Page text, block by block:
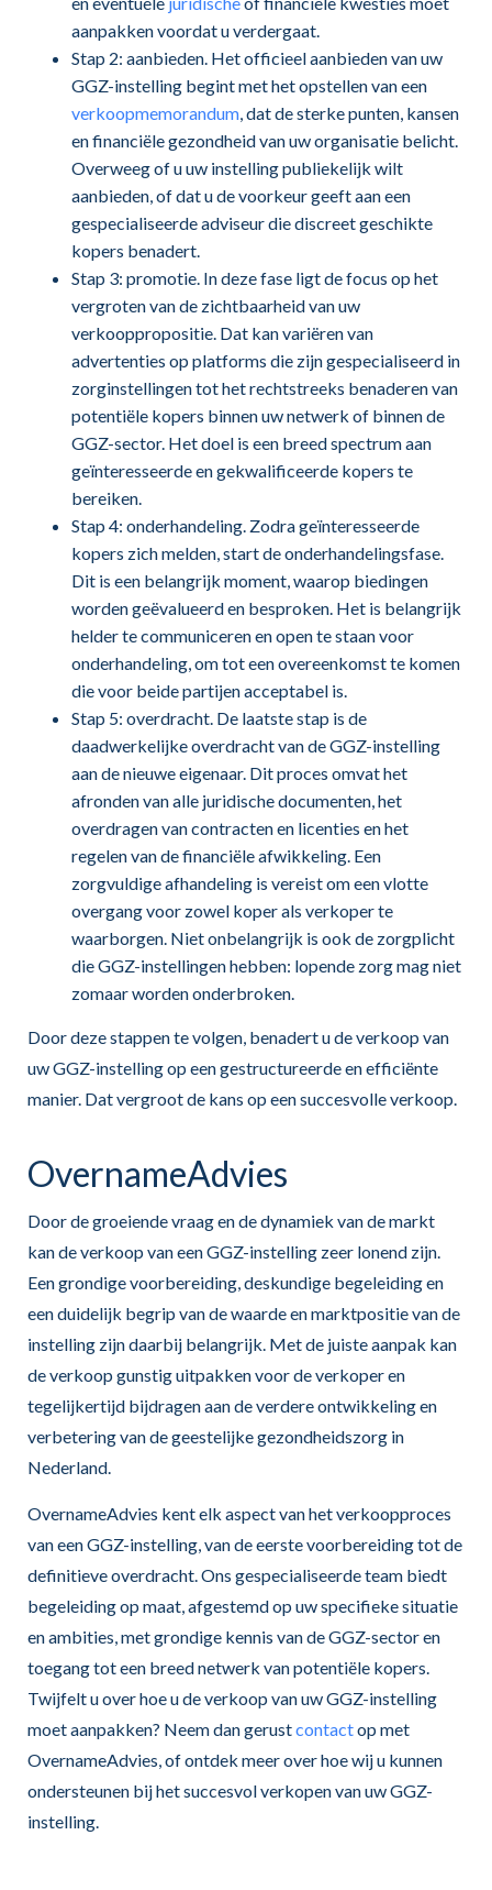
aanpakken voordat u verdergaat.
Stap 2: aanbieden. Het officieel aanbieden van uw
GGZ-instelling begint met het opstellen van een
verkoopmemorandum , dat de sterke punten, kansen
en financiële gezondheid van uw organisatie belicht.
Overweeg of u uw instelling publiekelijk wilt
aanbieden, of dat u de voorkeur geeft aan een
gespecialiseerde adviseur die discreet geschikte
kopers benadert.
Stap 3: promotie. In deze fase ligt de focus op het
vergroten van de zichtbaarheid van uw
verkooppropositie. Dat kan variëren van
advertenties op platforms die zijn gespecialiseerd in
zorginstellingen tot het rechtstreeks benaderen van
potentiële kopers binnen uw netwerk of binnen de
GGZ-sector. Het doel is een breed spectrum aan
geïnteresseerde en gekwalificeerde kopers te
bereiken.
Stap 4: onderhandeling. Zodra geïnteresseerde
kopers zich melden, start de onderhandelingsfase.
Dit is een belangrijk moment, waarop biedingen
worden geëvalueerd en besproken. Het is belangrijk
helder te communiceren en open te staan voor
onderhandeling, om tot een overeenkomst te komen
die voor beide partijen acceptabel is.
Stap 5: overdracht. De laatste stap is de
daadwerkelijke overdracht van de GGZ-instelling
aan de nieuwe eigenaar. Dit proces omvat het
afronden van alle juridische documenten, het
overdragen van contracten en licenties en het
regelen van de financiële afwikkeling. Een
zorgvuldige afhandeling is vereist om een vlotte
overgang voor zowel koper als verkoper te
waarborgen. Niet onbelangrijk is ook de zorgplicht
die GGZ-instellingen hebben: lopende zorg mag niet
zomaar worden onderbroken.
Door deze stappen te volgen, benadert u de verkoop van
uw GGZ-instelling op een gestructureerde en efficiënte
manier. Dat vergroot de kans op een succesvolle verkoop.
OvernameAdvies
Door de groeiende vraag en de dynamiek van de markt
kan de verkoop van een GGZ-instelling zeer lonend zijn.
Een grondige voorbereiding, deskundige begeleiding en
een duidelijk begrip van de waarde en marktpositie van de
instelling zijn daarbij belangrijk. Met de juiste aanpak kan
de verkoop gunstig uitpakken voor de verkoper en
tegelijkertijd bijdragen aan de verdere ontwikkeling en
verbetering van de geestelijke gezondheidszorg in
Nederland.
OvernameAdvies kent elk aspect van het verkoopproces
van een GGZ-instelling, van de eerste voorbereiding tot de
definitieve overdracht. Ons gespecialiseerde team biedt
begeleiding op maat, afgestemd op uw specifieke situatie
en ambities, met grondige kennis van de GGZ-sector en
toegang tot een breed netwerk van potentiële kopers.
Twijfelt u over hoe u de verkoop van uw GGZ-instelling
moet aanpakken? Neem dan gerustcontactop met
OvernameAdvies, of ontdek meer over hoe wij u kunnen
ondersteunen bij het succesvol verkopen van uw GGZ-
instelling.